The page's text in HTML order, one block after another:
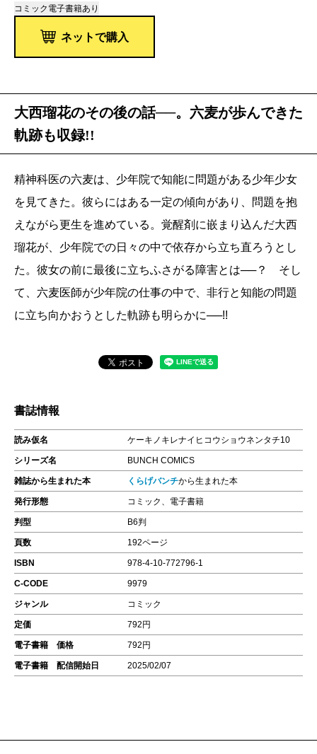
コミック 電子書籍あり
ネットで購入
大西瑠花のその後の話──。六麦が歩んできた
軌跡も収録!!
精神科医の六麦は、少年院で知能に問題がある少年少女
を見てきた。彼らにはある一定の傾向があり、問題を抱
えながら更生を進めている。覚醒剤に嵌まり込んだ大西
瑠花が、少年院での日々の中で依存から立ち直ろうとし
た。彼女の前に最後に立ちふさがる障害とは──？ そし
て、六麦医師が少年院の仕事の中で、非行と知能の問題
に立ち向かおうとした軌跡も明らかに──!!
書誌情報
読み仮名 ケーキノキレナイヒコウショウネンタチ10
シリーズ名 BUNCH COMICS
雑誌から生まれた本 くらげバンチから生まれた本
発行形態 コミック、電子書籍
判型 B6判
頁数 192ページ
ISBN 978-4-10-772796-1
C-CODE 9979
ジャンル コミック
定価 792円
電子書籍 価格 792円
電子書籍 配信開始日 2025/02/07